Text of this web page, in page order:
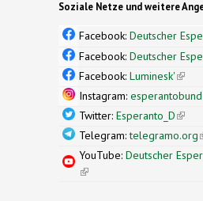
Soziale Netze und weitere
Facebook: Deutscher
Facebook: Deutscher
Facebook: Luminesk'(link
Instagram: esperantobund
Twitter: Esperanto_D(link
Telegram:telegramo.org
YouTube: Deutscher
(link is external)